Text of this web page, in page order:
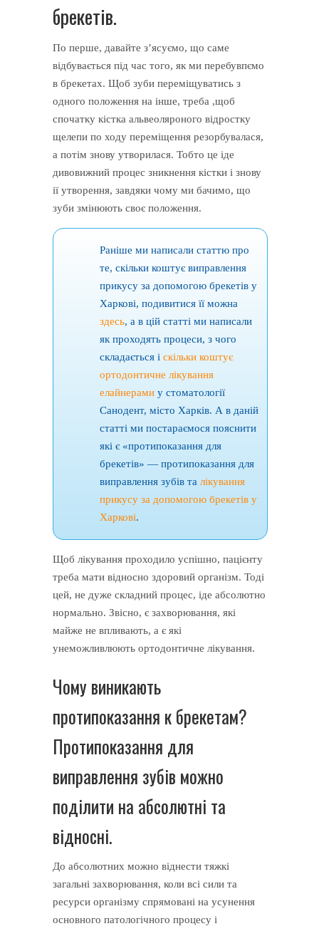
брекетів.
По перше, давайте з’ясуємо, що саме
відбувається під час того, як ми перебувпємо
в брекетах. Щоб зуби переміщуватись з
одного положення на інше, треба ,щоб
спочатку кістка альвеоляроного відростку
щелепи по ходу переміщення резорбувалася,
а потім знову утворилася. Тобто це іде
дивовижний процес зникнення кістки і знову
ії утворення, завдяки чому ми бачимо, що
зуби змінюють своє положення.
Раніше ми написали статтю про
те, скільки коштує виправлення
прикусу за допомогою брекетів у
Харкові, подивитися її можна
здесь, а в цій статті ми написали
як проходять процеси, з чого
складається і скільки коштує
ортодонтичне лікування
елайнерами у стоматології
Санодент, місто Харків. А в даній
статті ми постараємося пояснити
які є «протипоказання для
брекетів» — протипоказання для
виправлення зубів та лікування
прикусу за допомогою брекетів у
Харкові.
Щоб лікування проходило успішно, пацієнту
треба мати відносно здоровий організм. Тоді
цей, не дуже складний процес, іде абсолютно
нормально. Звісно, є захворювання, які
майже не впливають, а є які
унеможливлюють ортодонтичне лікування.
Чому виникають
протипоказання к брекетам?
Протипоказання для
виправлення зубів можно
поділити на абсолютні та
відносні.
До абсолютних можно віднести тяжкі
загальні захворювання, коли всі сили та
ресурси організму спрямовані на усунення
основного патологічного процесу і